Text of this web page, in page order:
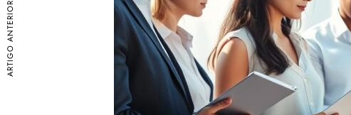
ARTIGO ANTERIOR